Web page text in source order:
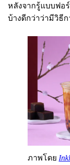
หลังจากรู้แบบฟอ
บ้างดีกว่าว่ามีวิธีก
ภาพโดย